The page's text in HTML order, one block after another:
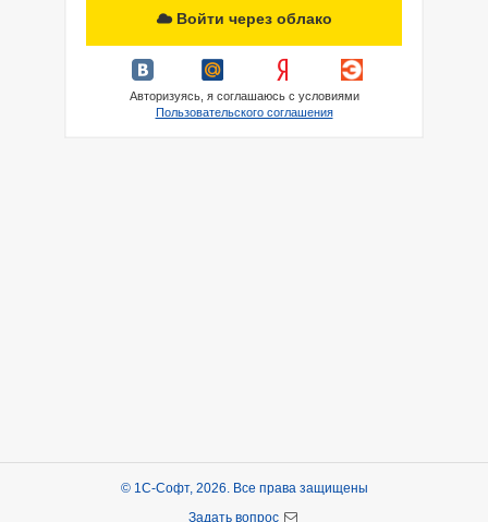
Войти через облако
Авторизуясь, я соглашаюсь с условиями
Пользовательского соглашения
© 1С-Софт, 2026. Все права защищены
Задать вопрос